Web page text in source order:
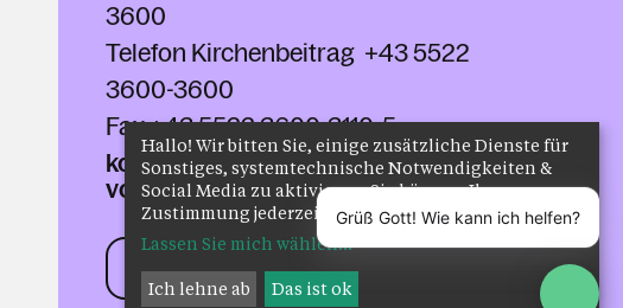
3600
Telefon Kirchenbeitrag +43 5522
3600-3600
Fax+43 5522 3600-3110-5
kontakt@kath-kirche-
vorarlberg.at
Kontakt
Hallo! Wir bitten Sie, einige zusätzliche Dienste für
Sonstiges, systemtechnische Notwendigkeiten &
Social Media zu aktivieren. Sie können Ihre
Zustimmung jederzeit ändern oder zurückziehen.
Lassen Sie mich wählen...
Ich lehne ab Das ist ok
Grüß Gott! Wie kann ich helfen?